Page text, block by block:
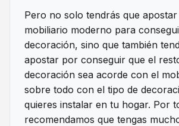
Pero no solo tendrás que
mobiliario moderno para
decoración, sino que también
apostar por conseguir que el
decoración sea acorde con el
sobre todo con el tipo de
quieres instalar en tu hogar. Por
recomendamos que tengas